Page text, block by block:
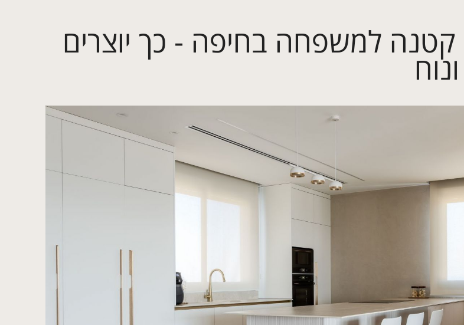
קטנה למשפחה בחיפה - כך יוצרים